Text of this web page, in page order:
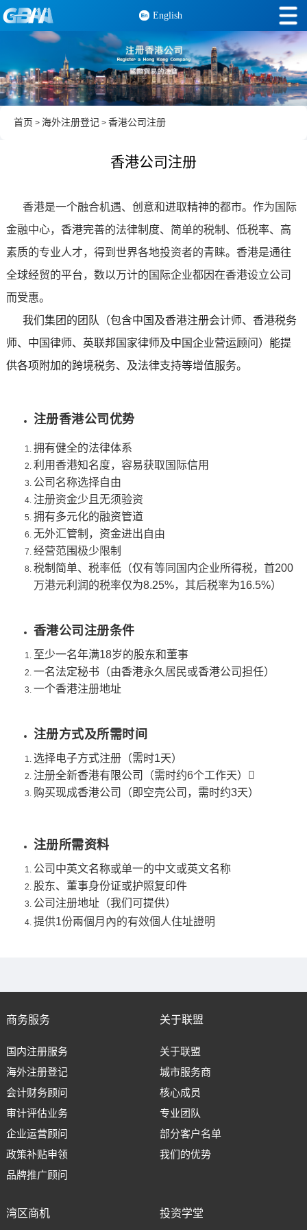
English
首页 > 海外注册登记 > 香港公司注册
香港公司注册
香港是一个融合机遇、创意和进取精神的都市。作为国际
金融中心，香港完善的法律制度、简单的税制、低税率、高
素质的专业人才，得到世界各地投资者的青睐。香港是通往
全球经贸的平台，数以万计的国际企业都因在香港设立公司
而受惠。
我们集团的团队（包含中国及香港注册会计师、香港税务
师、中国律师、英联邦国家律师及中国企业营运顾问）能提
供各项附加的跨境税务、及法律支持等增值服务。
注册香港公司优势
拥有健全的法律体系
利用香港知名度，容易获取国际信用
公司名称选择自由
注册资金少且无须验资
拥有多元化的融资管道
无外汇管制，资金进出自由
经营范围极少限制
税制简单、税率低（仅有等同国内企业所得税，首200
万港元利润的税率仅为8.25%，其后税率为16.5%）
香港公司注册条件
至少一名年满18岁的股东和董事
一名法定秘书（由香港永久居民或香港公司担任）
一个香港注册地址
注册方式及所需时间
选择电子方式注册（需时1天）
注册全新香港有限公司
（需时约6个工作天）
购买现成香港公司（即空壳公司，需时约3天）
注册所需资料
公司中英文名称或单一的中文或英文名称
股东、董事身份证或护照复印件
公司注册地址（我们可提供）
提供1份兩個月內的有效個人住址證明
商务服务
国内注册服务
海外注册登记
会计财务顾问
审计评估业务
企业运营顾问
政策补贴申领
品牌推广顾问
关于联盟
关于联盟
城市服务商
核心成员
专业团队
部分客户名单
我们的优势
湾区商机 投资学堂